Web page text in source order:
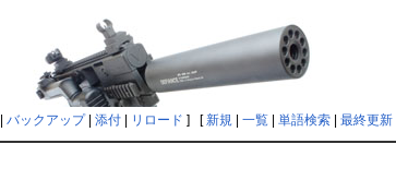
バックアップ| 添付| リロード ] [新規| 一覧| 単語検索| 最終更新|